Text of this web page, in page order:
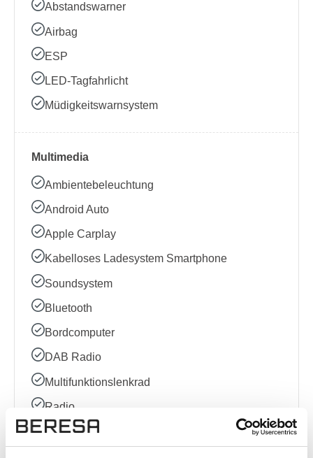
Abstandswarner
Airbag
ESP
LED-Tagfahrlicht
Müdigkeitswarnsystem
Multimedia
Ambientebeleuchtung
Android Auto
Apple Carplay
Kabelloses Ladesystem Smartphone
Soundsystem
Bluetooth
Bordcomputer
DAB Radio
Multifunktionslenkrad
Radio
Sprachsteuerung